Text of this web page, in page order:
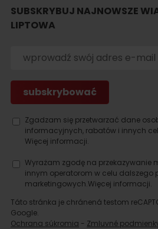
noclegu
SUBSKRYBUJ NAJNOWSZE
LIPTOWA
Zgadzam się przetwarzać dane
informacyjnych, rabatów i innych
Więcej informacji.
Wyrażam zgodę na przekazywanie
innym operatorom w celu dalszego
marketingowych.Więcej informacji.
Táto stránka je chránená testom
Google.
Ochrana súkromia - Zmluvné